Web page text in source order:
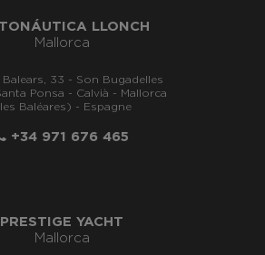
LLONCH
Mallorca
Balears, 33 - Son Bugadelles
Ponsa - Calvià - Mallorca
Baléares) - Espagne
+34 971 676 465
PRESTIGE YACHT
Mallorca